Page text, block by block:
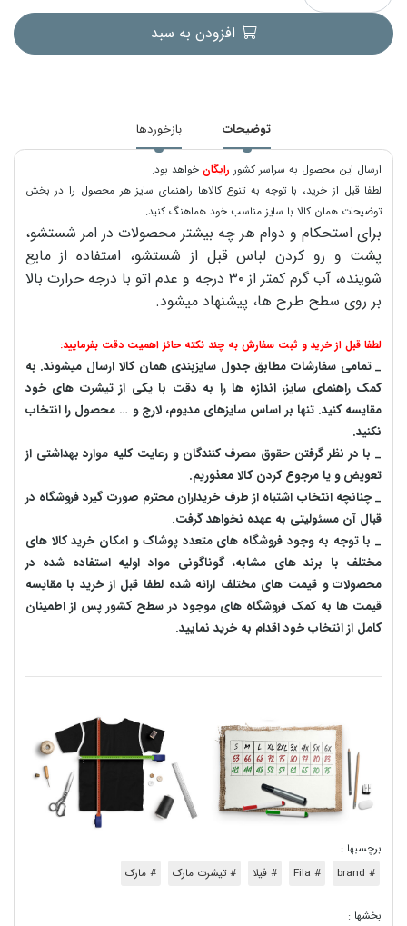
افزودن به سبد
توضیحات بازخوردها
ارسال این محصول به سراسر کشور رایگانخواهد بود.
لطفا قبل از خرید، با توجه به تنوع کالاها راهنمای سایز هر محصول را در بخش
توضیحات همان کالا با سایز مناسب خود هماهنگ کنید.
برای استحکام و دوام هر چه بیشتر محصولات در امر شستشو،
پشت و رو کردن لباس قبل از شستشو، استفاده از مایع
شوینده، آب گرم کمتر از ۳۰ درجه و عدم اتو با درجه حرارت بالا
بر روی سطح طرح ها، پیشنهاد میشود.
لطفا قبل از خرید و ثبت سفارش به چند نکته حائز اهمیت دقت بفرمایید:
_ تمامی سفارشات مطابق جدول سایزبندی همان کالا ارسال میشوند. به
کمک راهنمای سایز، اندازه ها را به دقت با یکی از تیشرت های خود
مقایسه کنید. تنها بر اساس سایزهای مدیوم، لارج و … محصول را انتخاب
نکنید.
_ با در نظر گرفتن حقوق مصرف کنندگان و رعایت کلیه موارد بهداشتی از
تعویض و یا مرجوع کردن کالا معذوریم.
_ چنانچه انتخاب اشتباه از طرف خریداران محترم صورت گیرد فروشگاه در
قبال آن مسئولیتی به عهده نخواهد گرفت.
_ با توجه به‌ وجود فروشگاه های متعدد‌ پوشاک و امکان خرید کالا های
مختلف با برند های مشابه، گوناگونی مواد اولیه استفاده شده در
محصولات و قیمت های مختلف ارائه شده لطفا قبل از خرید با مقایسه
قیمت ها به کمک فروشگاه های موجود در سطح کشور پس از اطمینان
کامل از انتخاب خود اقدام به خرید نمایید.
برچسبها :
# brand
# Fila # فیلا # تیشرت مارک # مارک
بخشها :